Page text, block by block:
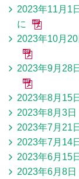
2023年11月1
に
2023年10月
2023年9月28
2023年8月15
2023年8月3
2023年7月21
2023年7月14
2023年6月15
2023年6月8